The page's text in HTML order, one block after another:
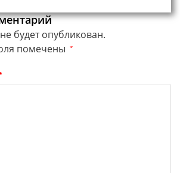
будет опубликован.
помечены *